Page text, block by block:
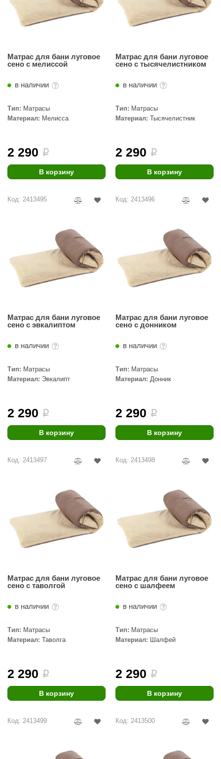
Матрас для бани луговое
сено c мелиссой
в наличии
Тип: Матрасы
Материал: Мелисса
2 290 i
В корзину
Матрас для бани луговое
сено c тысячелистником
в наличии
Тип: Матрасы
Материал: Тысячелистник
2 290 i
В корзину
Код: 2413495
Матрас для бани луговое
сено c эвкалиптом
в наличии
Тип: Матрасы
Материал: Эвкалипт
2 290 i
В корзину
Код: 2413496
Матрас для бани луговое
сено c донником
в наличии
Тип: Матрасы
Материал: Донник
2 290 i
В корзину
Код: 2413497
Матрас для бани луговое
сено c таволгой
в наличии
Тип: Матрасы
Материал: Таволга
2 290 i
В корзину
Код: 2413498
Матрас для бани луговое
сено c шалфеем
в наличии
Тип: Матрасы
Материал: Шалфей
2 290 i
В корзину
Код: 2413499 Код: 2413500